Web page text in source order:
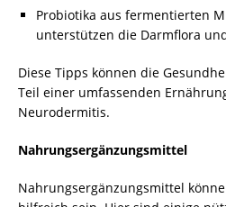
Probiotika aus fermentierten
unterstützen die Darmflora
Diese Tipps können die
Teil einer umfassenden
Neurodermitis.
Nahrungsergänzungsmittel
Nahrungsergänzungsmittel